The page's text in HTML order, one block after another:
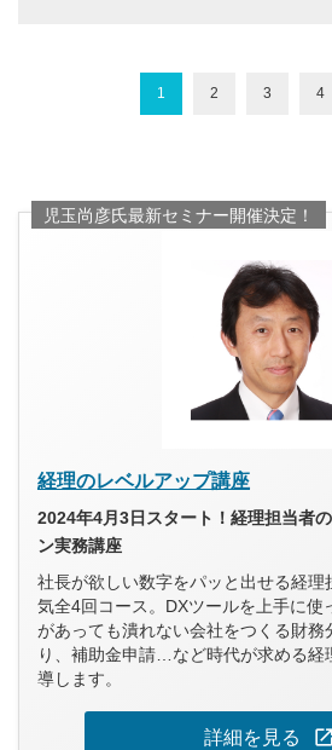
1 2 3 4
児玉尚彦氏最新セミナー開催決定！
経理のレベルアップ講座
2024年4月3日スタート！経理担当者
ン実務講座
社長が欲しい数字をパッと出せる経理
気全4回コース。DXツールを上手に使
があっても潰れない会社をつくる財務
り、補助金申請…など時代が求める経
導します。
詳細を見る open_in_new